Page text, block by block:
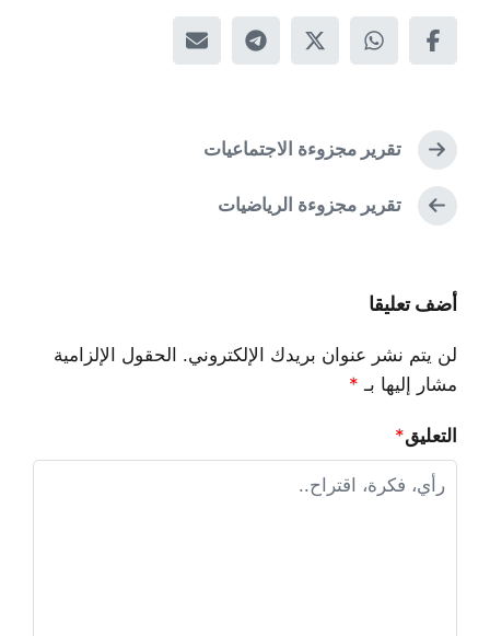
تقرير مجزوءة الاجتماعيات
التالي:
تقرير مجزوءة الرياضيات
أضف تعليقا
لن يتم نشر عنوان بريدك الإلكتروني. الحقول الإلزامية
مشار إليها بـ *
التعليق*